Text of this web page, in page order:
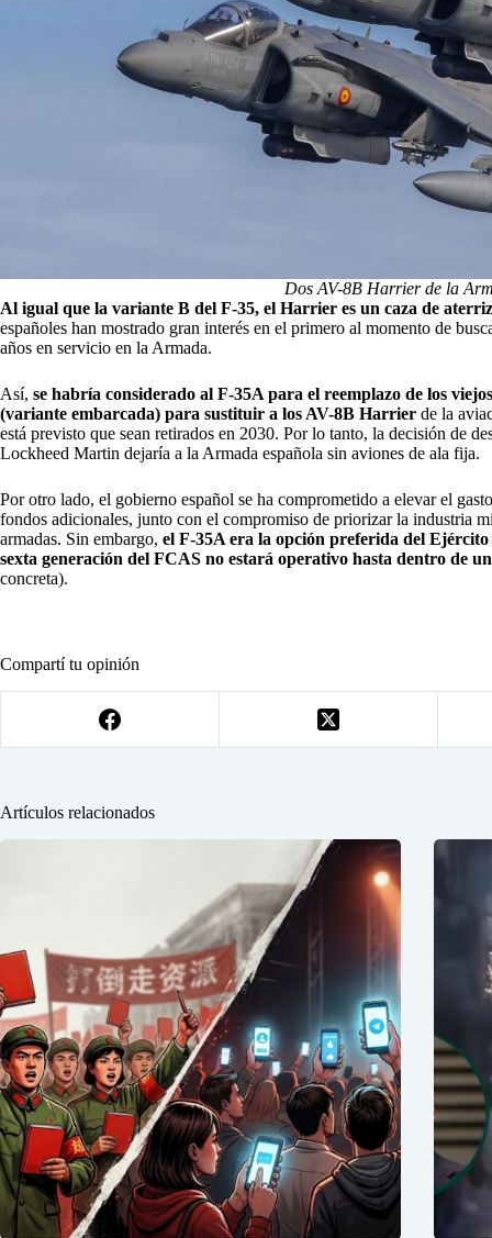
Dos AV-8B Harrier de la
Al igual que la variante B del F-35, el Harrier es un caza de
españoles han mostrado gran interés en el primero al momento de
años en servicio en la Armada.
Así, se habría considerado al F-35A para el reemplazo de los
(variante embarcada) para sustituir a los AV-8B Harrier de la
está previsto que sean retirados en 2030. Por lo tanto, la decisión de
Lockheed Martin dejaría a la Armada española sin aviones de ala fija.
Por otro lado, el gobierno español se ha comprometido a elevar el
fondos adicionales, junto con el compromiso de priorizar la industria
armadas. Sin embargo, el F-35A era la opción preferida del
sexta generación del FCAS no estará operativo hasta dentro de
concreta).
Compartí tu opinión
Artículos relacionados